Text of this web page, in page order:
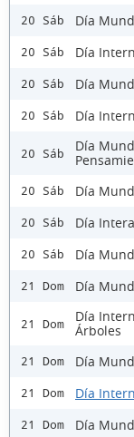
20 Sáb Día
20 Sáb Día
20 Sáb Día
20 Sáb Día
20 Sáb
Día
20 Sáb Día
20 Sáb Día
20 Sáb Día
21 Dom Día
21 Dom
Día
Árboles
21 Dom Día
21 Dom Día
21 Dom Día